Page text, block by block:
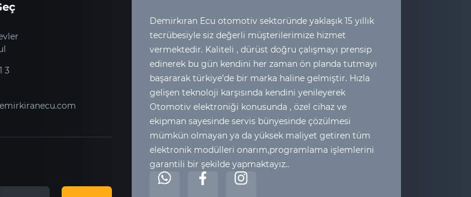
3
Demirkıran Ecu otomotiv sektoründe yaklaşık 15 yıllık
tecrübesiyle siz değerli müşterilerimize hizmet
vermektedir. Kaliteli , dürüst doğru çalışmayı prensip
edinerek bu gün kendini her zaman ön planda tutmayı
başararak türkiye’de bir marka haline gelmiştir. Hızla
gelişen teknoloji karşısında kendini yenileyerek
Otomotiv elektroniği konusunda , özel cihaz ve
ekipman sayesinde servis bünyesinde çözülmesi
mümkün olmayan ya da yüksek maliyet getiren tüm
elektronik modülleri onarım,programlama işlemlerini
garantili bir şekilde yapmaktayız..